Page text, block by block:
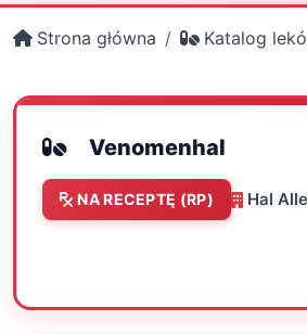
Strona główna Katalog
Venomenhal
NA RECEPTĘ (RP) Hal